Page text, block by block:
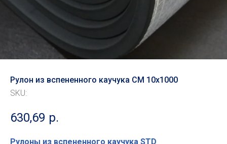
Рулон из вспененного каучука СМ 10x1000
SKU:
630,69 р.
Рулоны из вспененного каучука STD